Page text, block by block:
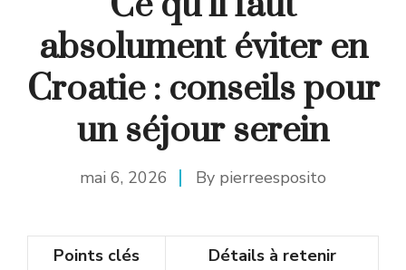
absolument éviter en
Croatie : conseils pour
un séjour serein
mai 6, 2026 By pierreesposito
Points clés Détails à retenir